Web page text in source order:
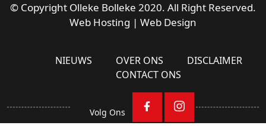
© Copyright Olleke Bolleke 2020. All Right Reserved.
Web Hosting | Web Design
NIEUWS OVER ONS
DISCLAIMER
CONTACT ONS
Volg Ons